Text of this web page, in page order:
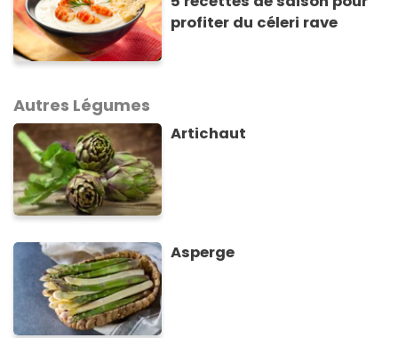
profiter du céleri rave
Autres Légumes
Artichaut
Asperge